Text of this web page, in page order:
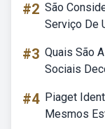
#2 São
Serviço De
#3 Quais São
Sociais
#4 Piaget
Mesmos